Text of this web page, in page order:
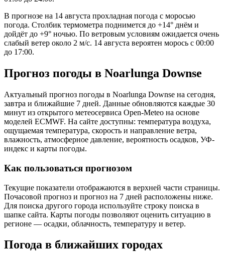
В прогнозе на 14 августа прохладная погода с моросью
погода. Столбик термометра поднимется до +14° днём и
дойдёт до +9° ночью. По ветровым условиям ожидается очень
слабый ветер около 2 м/с. 14 августа вероятен морось с 00:00
до 17:00.
Прогноз погоды в Noarlunga Downsе
Актуальный прогноз погоды в Noarlunga Downsе на сегодня,
завтра и ближайшие 7 дней. Данные обновляются каждые 30
минут из открытого метеосервиса Open-Meteo на основе
моделей ECMWF. На сайте доступны: температура воздуха,
ощущаемая температура, скорость и направление ветра,
влажность, атмосферное давление, вероятность осадков, УФ-
индекс и карты погоды.
Как пользоваться прогнозом
Текущие показатели отображаются в верхней части страницы.
Почасовой прогноз и прогноз на 7 дней расположены ниже.
Для поиска другого города используйте строку поиска в
шапке сайта. Карты погоды позволяют оценить ситуацию в
регионе — осадки, облачность, температуру и ветер.
Погода в ближайших городах